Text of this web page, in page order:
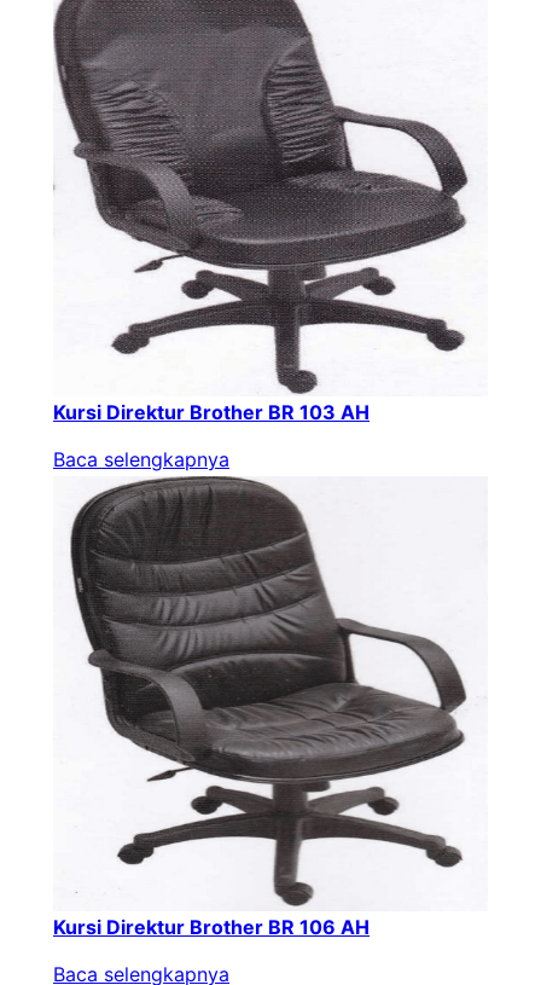
Kursi Direktur Brother BR 103 AH
Baca selengkapnya
Kursi Direktur Brother BR 106 AH
Baca selengkapnya